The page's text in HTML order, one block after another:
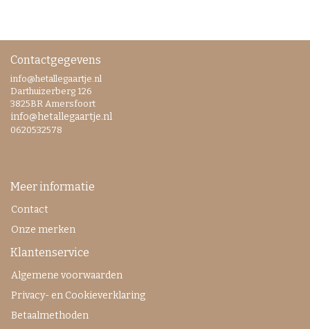
Contactgegevens
info@hetallegaartje.nl
Darthuizerberg 126
3825BR Amersfoort
info@hetallegaartje.nl
0620532578
Meer informatie
Contact
Onze merken
Klantenservice
Algemene voorwaarden
Privacy- en Cookieverklaring
Betaalmethoden